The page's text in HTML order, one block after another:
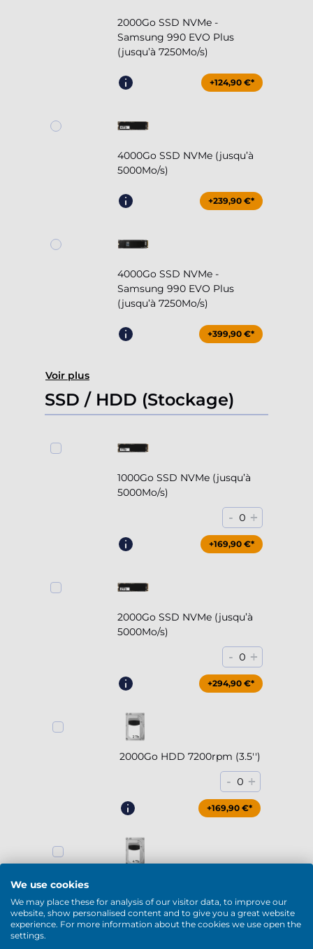
2000Go SSD NVMe -
Samsung 990 EVO Plus
(jusqu’à 7250Mo/s)
+124,90 €*
4000Go SSD NVMe (jusqu’à
5000Mo/s)
+239,90 €*
4000Go SSD NVMe -
Samsung 990 EVO Plus
(jusqu’à 7250Mo/s)
+399,90 €*
Voir plus
SSD / HDD (Stockage)
1000Go SSD NVMe (jusqu’à
5000Mo/s)
- 0 +
+169,90 €*
2000Go SSD NVMe (jusqu’à
5000Mo/s)
- 0 +
+294,90 €*
2000Go HDD 7200rpm (3.5'')
- 0 +
+169,90 €*
- 0 +
We use cookies
We may place these for analysis of our visitor data, to improve our
website, show personalised content and to give you a great website
experience. For more information about the cookies we use open the
settings.